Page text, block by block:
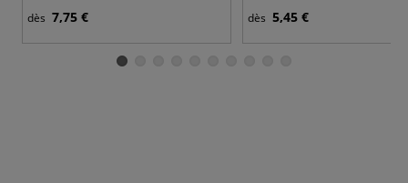
dès 7,75 € dès 5,45 €